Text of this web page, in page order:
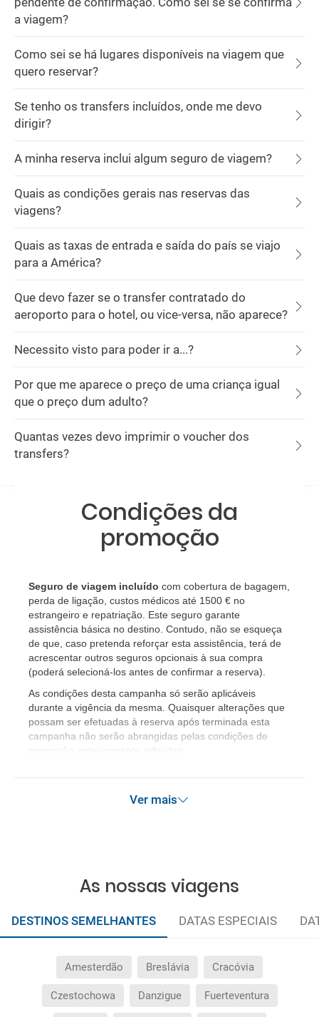
a viagem?
Como sei se há lugares disponíveis na viagem que
quero reservar?
Se tenho os transfers incluídos, onde me devo
dirigir?
A minha reserva inclui algum seguro de viagem?
Quais as condições gerais nas reservas das
viagens?
Quais as taxas de entrada e saída do país se viajo
para a América?
Que devo fazer se o transfer contratado do
aeroporto para o hotel, ou vice-versa, não aparece?
Necessito visto para poder ir a...?
Por que me aparece o preço de uma criança igual
que o preço dum adulto?
Quantas vezes devo imprimir o voucher dos
transfers?
Condições da
promoção
Seguro de viagem incluído com cobertura de bagagem,
perda de ligação, custos médicos até 1500 € no
estrangeiro e repatriação. Este seguro garante
assistência básica no destino. Contudo, não se esqueça
de que, caso pretenda reforçar esta assistência, terá de
acrescentar outros seguros opcionais à sua compra
(poderá selecioná-los antes de confirmar a reserva).
As condições desta campanha só serão aplicáveis
durante a vigência da mesma. Quaisquer alterações que
possam ser efetuadas à reserva após terminada esta
campanha não serão abrangidas pelas condições de
promoção anteriormente referidas.
Ver mais
As nossas viagens
DESTINOS SEMELHANTES DATAS ESPECIAIS
Amesterdão Breslávia Cracóvia
Czestochowa Danzigue Fuerteventura